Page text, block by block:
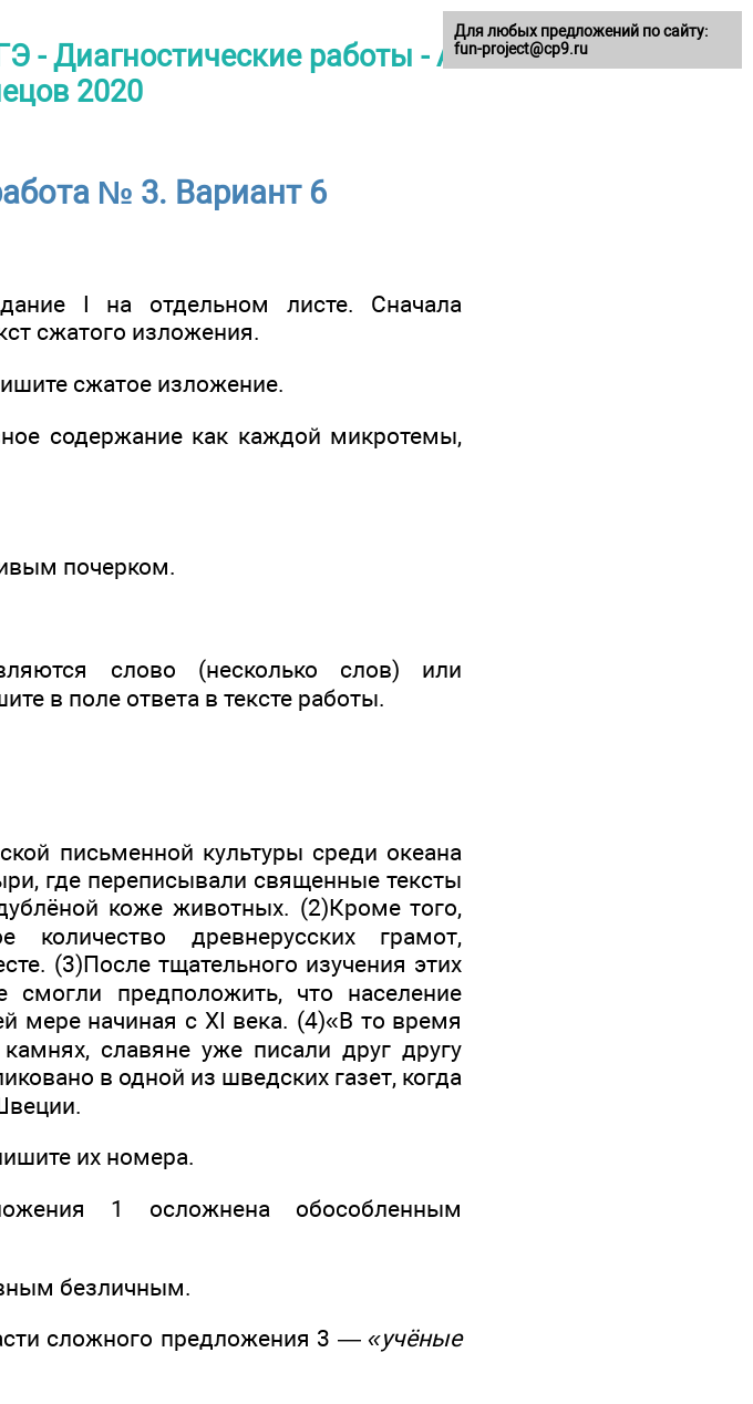
- Диагностические работы - А.
2020
№ 3. Вариант 6
I на отдельном листе. Сначала
сжатого изложения.
сжатое изложение.
содержание как каждой микротемы,
почерком.
слово (несколько слов) или
в поле ответа в тексте работы.
письменной культуры среди океана
где переписывали священные тексты
коже животных. (2)Кроме того,
древнерусских грамот,
(3)После тщательного изучения этих
предположить, что население
мере начиная с XI века. (4)«В то время
славяне уже писали друг другу
в одной из шведских газет, когда
их номера.
1 осложнена обособленным
безличным.
сложного предложения 3 —«учёные
Для любых предложений по сайту:
fun-project@cp9.ru